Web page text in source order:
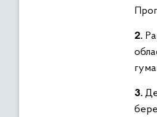
2.
3.